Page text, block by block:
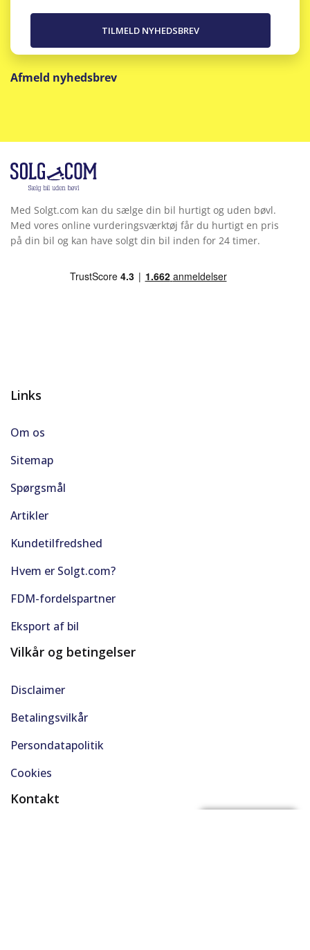
Afmeld nyhedsbrev
Med Solgt.com kan du sælge din bil hurtigt og uden bøvl.
Med vores online vurderingsværktøj får du hurtigt en pris
på din bil og kan have solgt din bil inden for 24 timer.
Links
Om os
Sitemap
Spørgsmål
Artikler
Kundetilfredshed
Hvem er Solgt.com?
FDM-fordelspartner
Eksport af bil
Vilkår og betingelser
Disclaimer
Betalingsvilkår
Persondatapolitik
Cookies
Kontakt